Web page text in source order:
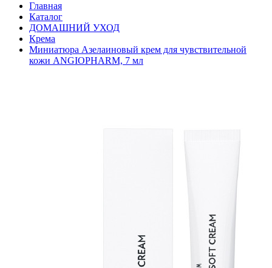
Главная
Каталог
ДОМАШНИЙ УХОД
Крема
Миниатюра Азелаиновый крем для чувствительной
кожи ANGIOPHARM, 7 мл